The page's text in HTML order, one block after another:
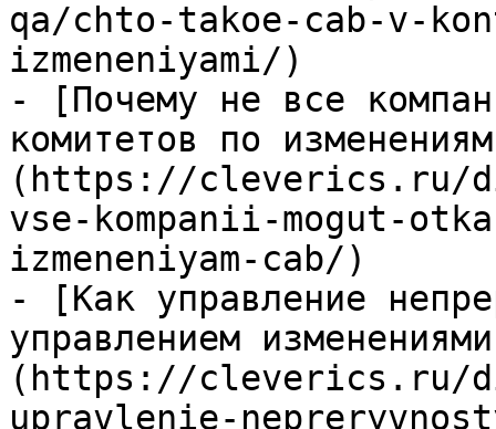
qa/chto-takoe-cab-v-
izmeneniyami/)
- [Почему не все
комитетов по
(https://cleverics.ru/
vse-kompanii-mogut-
izmeneniyam-cab/)
- [Как управление
управлением
(https://cleverics.ru/
upravlenie-